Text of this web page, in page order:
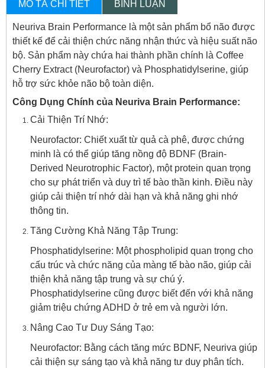
MÔ TẢ CHI TIẾT BÌNH LUẬN
Neuriva Brain Performance là một sản phẩm bổ não được
thiết kế để cải thiện chức năng nhận thức và hiệu suất não
bộ. Sản phẩm này chứa hai thành phần chính là Coffee
Cherry Extract (Neurofactor) và Phosphatidylserine, giúp
hỗ trợ sức khỏe não bộ toàn diện.
Công Dụng Chính của Neuriva Brain Performance:
Cải Thiện Trí Nhớ:
Neurofactor: Chiết xuất từ quả cà phê, được chứng
minh là có thể giúp tăng nồng độ BDNF (Brain-
Derived Neurotrophic Factor), một protein quan trọng
cho sự phát triển và duy trì tế bào thần kinh. Điều này
giúp cải thiện trí nhớ dài hạn và khả năng ghi nhớ
thông tin.
Tăng Cường Khả Năng Tập Trung:
Phosphatidylserine: Một phospholipid quan trọng cho
cấu trúc và chức năng của màng tế bào não, giúp cải
thiện khả năng tập trung và sự chú ý.
Phosphatidylserine cũng được biết đến với khả năng
giảm triệu chứng ADHD ở trẻ em và người lớn.
Nâng Cao Tư Duy Sáng Tạo:
Neurofactor: Bằng cách tăng mức BDNF, Neuriva giúp
cải thiện sự sáng tạo và khả năng tư duy phân tích.